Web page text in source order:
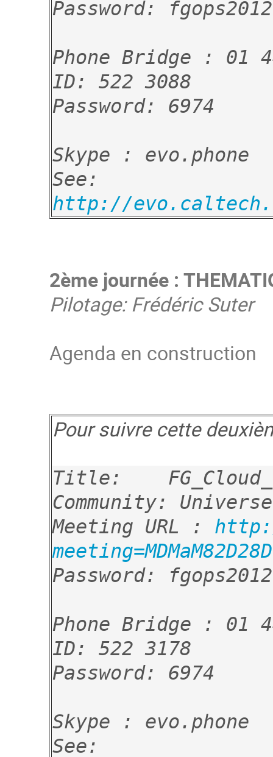
Password: fgops2012
Phone Bridge : 01
ID: 522 3088
Password: 6974
Skype : evo.phone
http://
2ème journée :
Pilotage: Frédéric Suter
Agenda en construction
Pour suivre cette
Title:
Community: Universe
Meeting URL :
Password: fgops2012
Phone Bridge : 01
ID: 522 3178
Password: 6974
Skype : evo.phone